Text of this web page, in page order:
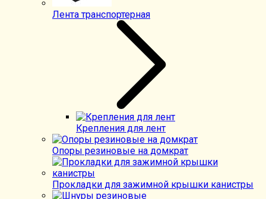
Лента транспортерная
Крепления для лент
Опоры резиновые на домкрат
Прокладки для зажимной крышки канистры